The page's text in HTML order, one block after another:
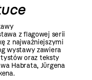
z flagowej serii
z najważniejszymi
wystawy zawiera
oraz teksty
Habrata, Jürgena